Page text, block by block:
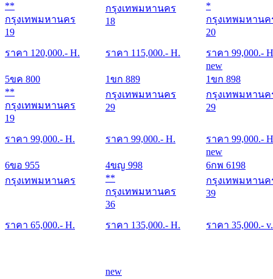
**
กรุงเทพมหานคร
19
ราคา 120,000.- H.
กรุงเทพมหานคร
18
ราคา 115,000.- H.
*
กรุงเทพมหานค
20
ราคา 99,000.-
5ขค 800
**
กรุงเทพมหานคร
19
ราคา 99,000.- H.
1ขก 889
กรุงเทพมหานคร
29
ราคา 99,000.- H.
new
1ขก 898
กรุงเทพมหานค
29
ราคา 99,000.-
6ขอ 955
กรุงเทพมหานคร
ราคา 65,000.- H.
4ขญ 998
**
กรุงเทพมหานคร
36
ราคา 135,000.- H.
new
6กพ 6198
กรุงเทพมหานค
39
ราคา 35,000.- v.
new